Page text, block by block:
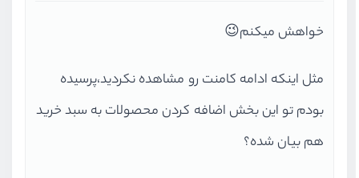
خواهش میکنم😉
مثل اینکه ادامه کامنت رو مشاهده نکردید،پرسیده
بودم تو این بخش اضافه کردن محصولات به سبد خرید
هم بیان شده؟